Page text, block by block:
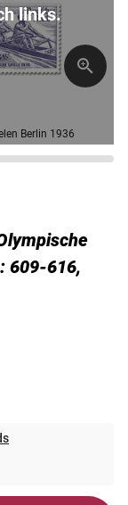
Berlin 1936
links.
609-616,